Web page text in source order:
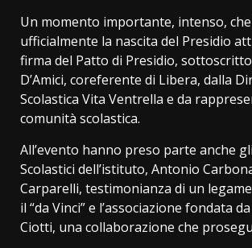
Un momento importante, intenso,
ufficialmente la nascita del Presidio
firma del Patto di Presidio,
D’Amici, coreferente di Libera, dalla
Scolastica Vita Ventrella e da
comunità scolastica.
All’evento hanno preso parte anche
Scolastici dell’istituto, Antonio
Carparelli, testimonianza di un
il “da Vinci” e l’associazione fondata
Ciotti, una collaborazione che